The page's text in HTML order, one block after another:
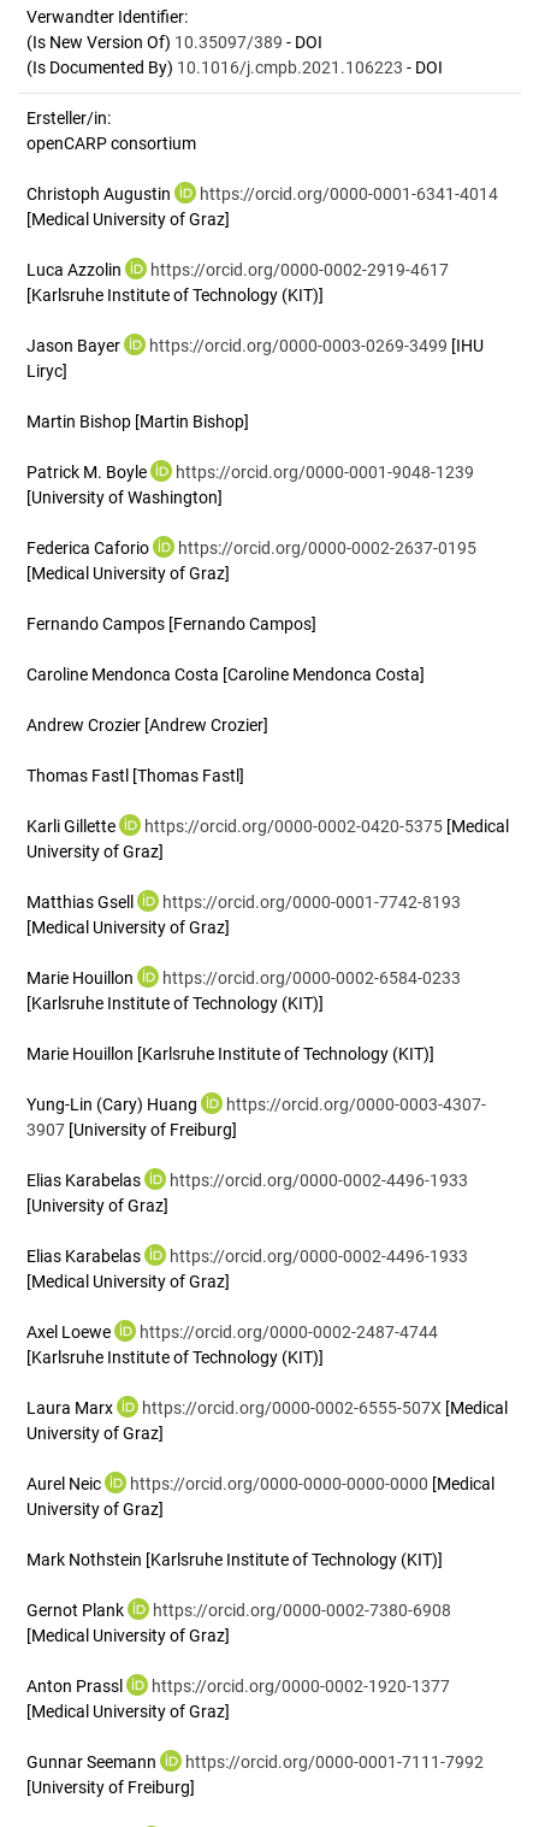
Verwandter Identifier:
(Is New Version Of) 10.35097/389 - DOI
(Is Documented By) 10.1016/j.cmpb.2021.106223 - DOI
Ersteller/in:
openCARP consortium
Christoph Augustin
https://orcid.org/0000-0001-6341-4014
[Medical University of Graz]
Luca Azzolin
https://orcid.org/0000-0002-2919-4617
[Karlsruhe Institute of Technology (KIT)]
Jason Bayer https://orcid.org/0000-0003-0269-3499 [IHU
Liryc]
Martin Bishop [Martin Bishop]
Patrick M. Boyle
https://orcid.org/0000-0001-9048-1239
[University of Washington]
Federica Caforio
https://orcid.org/0000-0002-2637-0195
[Medical University of Graz]
Fernando Campos [Fernando Campos]
Caroline Mendonca Costa [Caroline Mendonca Costa]
Andrew Crozier [Andrew Crozier]
Thomas Fastl [Thomas Fastl]
Karli Gillette https://orcid.org/0000-0002-0420-5375 [Medical
University of Graz]
Matthias Gsell
https://orcid.org/0000-0001-7742-8193
[Medical University of Graz]
Marie Houillon
https://orcid.org/0000-0002-6584-0233
[Karlsruhe Institute of Technology (KIT)]
Marie Houillon [Karlsruhe Institute of Technology (KIT)]
Yung-Lin (Cary) Huang
https://orcid.org/0000-0003-4307-
3907 [University of Freiburg]
Elias Karabelas
https://orcid.org/0000-0002-4496-1933
[University of Graz]
Elias Karabelas
https://orcid.org/0000-0002-4496-1933
[Medical University of Graz]
Axel Loewe
https://orcid.org/0000-0002-2487-4744
[Karlsruhe Institute of Technology (KIT)]
Laura Marx https://orcid.org/0000-0002-6555-507X [Medical
University of Graz]
Aurel Neic https://orcid.org/0000-0000-0000-0000 [Medical
University of Graz]
Mark Nothstein [Karlsruhe Institute of Technology (KIT)]
Gernot Plank
https://orcid.org/0000-0002-7380-6908
[Medical University of Graz]
Anton Prassl
https://orcid.org/0000-0002-1920-1377
[Medical University of Graz]
Gunnar Seemann
https://orcid.org/0000-0001-7111-7992
[University of Freiburg]